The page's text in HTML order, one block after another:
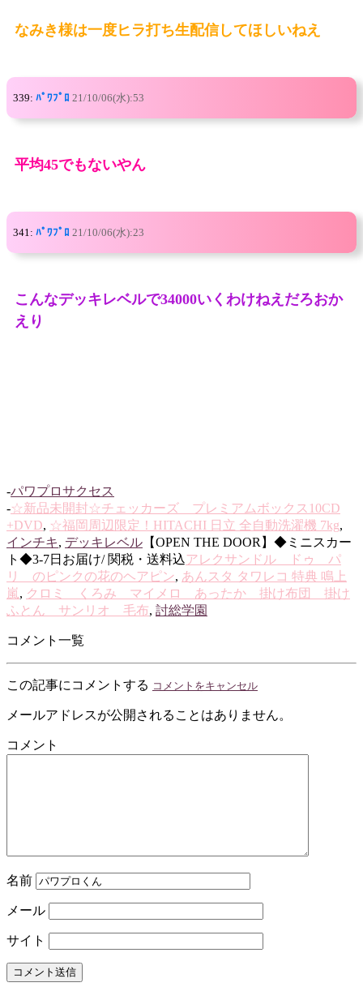
なみき様は一度ヒラ打ち生配信してほしいねえ
339: ﾊﾟﾜﾌﾟﾛ 21/10/06(水):53
平均45でもないやん
341: ﾊﾟﾜﾌﾟﾛ 21/10/06(水):23
こんなデッキレベルで34000いくわけねえだろおか
えり
-パワプロサクセス
-☆新品未開封☆チェッカーズ プレミアムボックス10CD
+DVD, ☆福岡周辺限定！HITACHI 日立 全自動洗濯機 7kg,
インチキ, デッキレベル 【OPEN THE DOOR】◆ミニスカー
ト◆3-7日お届け/ 関税・送料込アレクサンドル ドゥ パ
リ のピンクの花のヘアピン, あんスタ タワレコ 特典 鳴上
嵐, クロミ くろみ マイメロ あったか 掛け布団 掛け
ふとん サンリオ 毛布, 討総学園
コメント一覧
この記事にコメントする コメントをキャンセル
メールアドレスが公開されることはありません。
コメント
名前
メール
サイト